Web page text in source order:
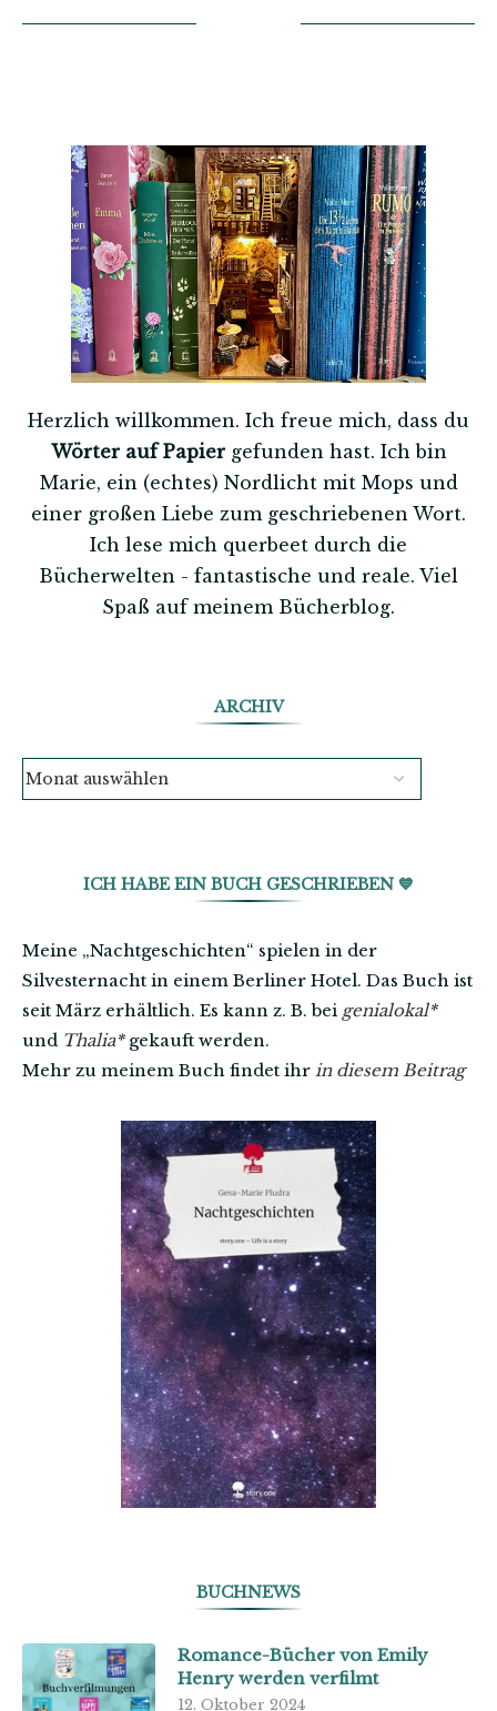
Herzlich willkommen. Ich freue mich, dass du
Wörter auf Papiergefunden hast. Ich bin
Marie, ein (echtes) Nordlicht mit Mops und
einer großen Liebe zum geschriebenen Wort.
Ich lese mich querbeet durch die
Bücherwelten - fantastische und reale. Viel
Spaß auf meinem Bücherblog.
ARCHIV
ICH HABE EIN BUCH GESCHRIEBEN 💙
Meine „Nachtgeschichten“ spielen in der
Silvesternacht in einem Berliner Hotel. Das Buch ist
seit März erhältlich. Es kann z. B. bei genialokal*
und Thalia*gekauft werden.
Mehr zu meinem Buch findet ihr in diesem Beitrag
BUCHNEWS
Romance-Bücher von Emily
Henry werden verfilmt
12. Oktober 2024